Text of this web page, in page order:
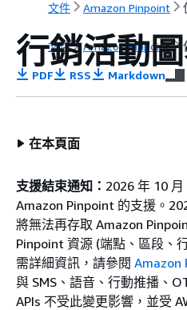
文件 Amazon Pinpoint
文件 Amazon Pinpoint
行銷活動
PDF RSS Markdown
在本頁面
支援結束通知： 2026 年 10
Amazon Pinpoint 的支援。
將無法再存取 Amazon
Pinpoint 資源 (端點、區段、
需詳細資訊，請參閱 Amazon
與 SMS、語音、行動推播、
APIs 不受此變更影響，並受